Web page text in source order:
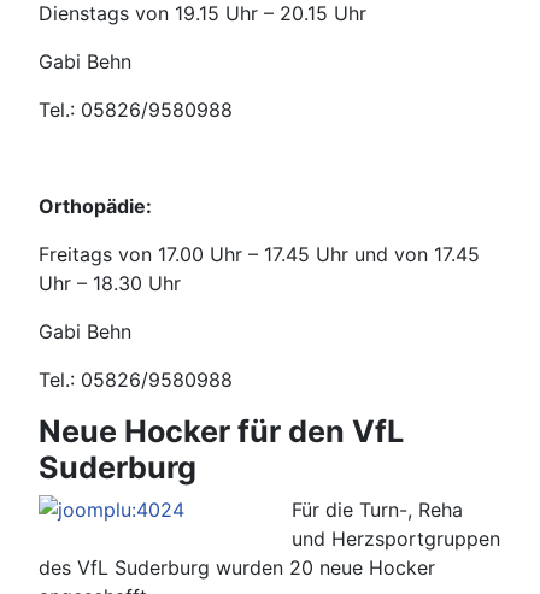
Dienstags von 19.15 Uhr – 20.15 Uhr
Gabi Behn
Tel.: 05826/9580988
Orthopädie:
Freitags von 17.00 Uhr – 17.45 Uhr und von 17.45
Uhr – 18.30 Uhr
Gabi Behn
Tel.: 05826/9580988
Neue Hocker für den VfL
Suderburg
Für die Turn-, Reha
und Herzsportgruppen
des VfL Suderburg wurden 20 neue Hocker